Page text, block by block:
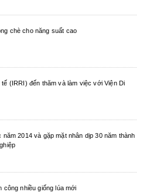
chè cho năng suất cao
(IRRI) đến thăm và làm việc với Viện Di
2014 và gặp mặt nhân dịp 30 năm thành
công nhiều giống lúa mới